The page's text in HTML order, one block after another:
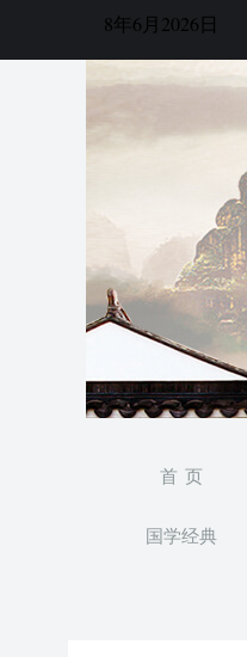
8年6月2026日
首 页
国学经典